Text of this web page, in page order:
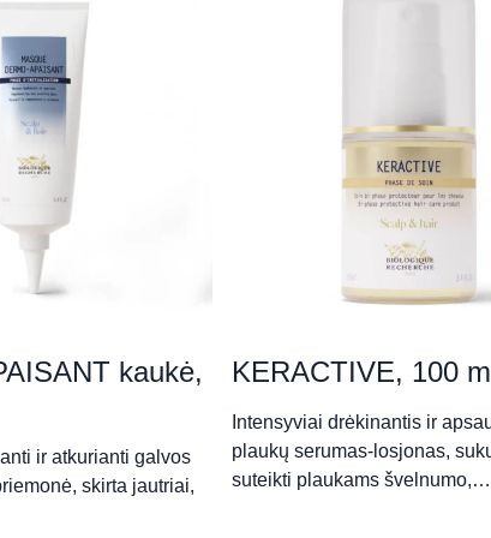
kaukė,
ir atkurianti galvos
skirta jautriai,
KERACTIVE, 100
Intensyviai drėkinantis ir
plaukų serumas‑losjonas,
suteikti plaukams švelnumo,…